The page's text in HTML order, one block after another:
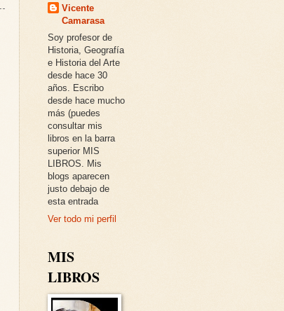
Vicente
Camarasa
Soy profesor de
Historia, Geografía
e Historia del Arte
desde hace 30
años. Escribo
desde hace mucho
más (puedes
consultar mis
libros en la barra
superior MIS
LIBROS. Mis
blogs aparecen
justo debajo de
esta entrada
Ver todo mi perfil
MIS
LIBROS